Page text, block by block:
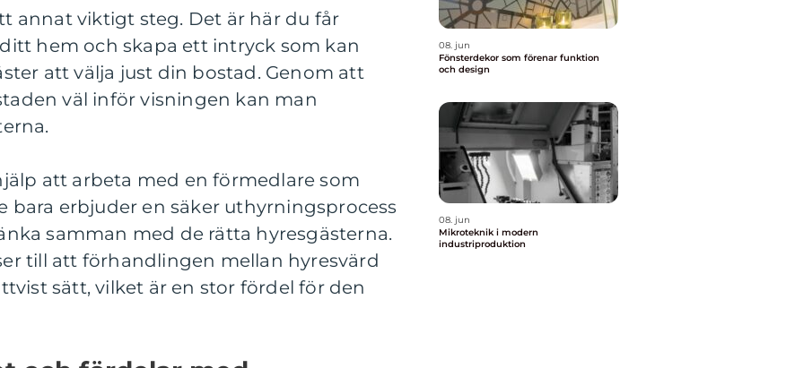
annat viktigt steg. Det är här du får
hem och skapa ett intryck som kan
att välja just din bostad. Genom att
väl inför visningen kan man
att arbeta med en förmedlare som
bara erbjuder en säker uthyrningsprocess
samman med de rätta hyresgästerna.
till att förhandlingen mellan hyresvärd
sätt, vilket är en stor fördel för den
08. jun
Fönsterdekor som förenar funktion
och design
08. jun
Mikroteknik i modern
industriproduktion